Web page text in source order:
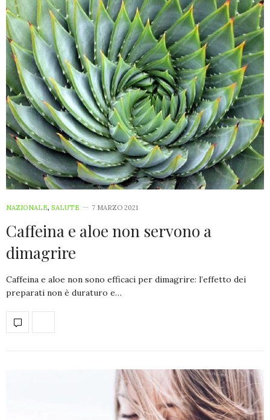
NAZIONALE, SALUTE 7 MARZO 2021
Caffeina e aloe non servono a
dimagrire
Caffeina e aloe non sono efficaci per dimagrire: l’effetto dei
preparati non è duraturo e…